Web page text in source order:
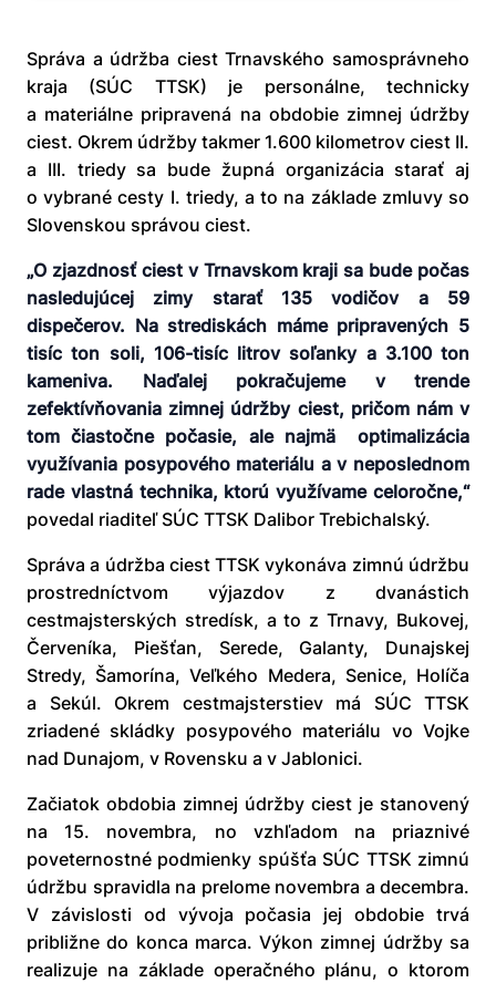
Správa a údržba ciest Trnavského samosprávneho
kraja (SÚC TTSK) je personálne, technicky
a materiálne pripravená na obdobie zimnej údržby
ciest. Okrem údržby takmer 1.600 kilometrov ciest II.
a III. triedy sa bude župná organizácia starať aj
o vybrané cesty I. triedy, a to na základe zmluvy so
Slovenskou správou ciest.
„O zjazdnosť ciest v Trnavskom kraji sa bude počas
nasledujúcej zimy starať 135 vodičov a 59
dispečerov. Na strediskách máme pripravených 5
tisíc ton soli, 106-tisíc litrov soľanky a 3.100 ton
kameniva. Naďalej pokračujeme v trende
zefektívňovania zimnej údržby ciest, pričom nám v
tom čiastočne počasie, ale najmä optimalizácia
využívania posypového materiálu a v neposlednom
rade vlastná technika, ktorú využívame celoročne,“
povedal riaditeľ SÚC TTSK Dalibor Trebichalský.
Správa a údržba ciest TTSK vykonáva zimnú údržbu
prostredníctvom výjazdov z dvanástich
cestmajsterských stredísk, a to z Trnavy, Bukovej,
Červeníka, Piešťan, Serede, Galanty, Dunajskej
Stredy, Šamorína, Veľkého Medera, Senice, Holíča
a Sekúl. Okrem cestmajsterstiev má SÚC TTSK
zriadené skládky posypového materiálu vo Vojke
nad Dunajom, v Rovensku a v Jablonici.
Začiatok obdobia zimnej údržby ciest je stanovený
na 15. novembra, no vzhľadom na priaznivé
poveternostné podmienky spúšťa SÚC TTSK zimnú
údržbu spravidla na prelome novembra a decembra.
V závislosti od vývoja počasia jej obdobie trvá
približne do konca marca. Výkon zimnej údržby sa
realizuje na základe operačného plánu, o ktorom